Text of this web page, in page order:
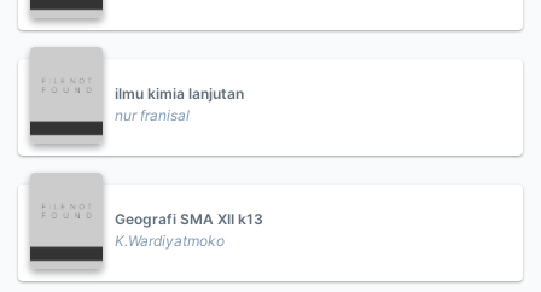
ilmu kimia lanjutan
nur franisal
Geografi SMA XII k13
K.Wardiyatmoko